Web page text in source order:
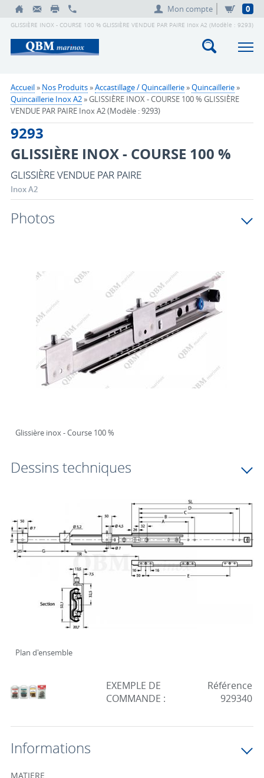
Mon compte 0
GLISSIÈRE INOX - COURSE 100 % GLISSIÈRE VENDUE PAR PAIRE Inox A2 (Modèle : 9293)
Accueil» Nos Produits»Accastillage / Quincaillerie»Quincaillerie»
Quincaillerie Inox A2» GLISSIÈRE INOX - COURSE 100 % GLISSIÈRE
VENDUE PAR PAIRE Inox A2 (Modèle : 9293)
9293
GLISSIÈRE INOX - COURSE 100 %
GLISSIÈRE VENDUE PAR PAIRE
Inox A2
Photos
Glissière inox - Course 100 %
Dessins techniques
Plan d'ensemble
EXEMPLE DE
COMMANDE :
Référence
929340
Informations
MATIERE